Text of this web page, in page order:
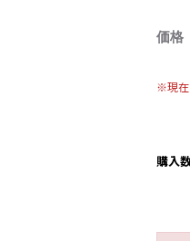
価格
※現在
購入